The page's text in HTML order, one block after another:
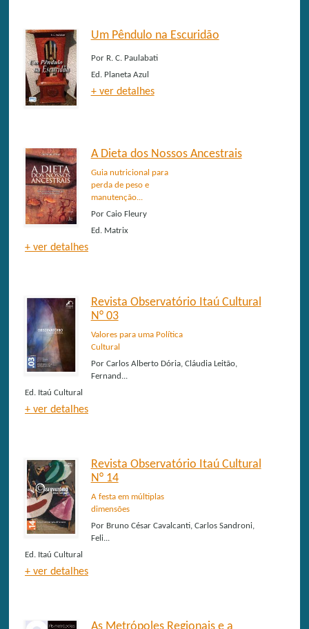
Um Pêndulo na Escuridão
PorR. C. Paulabati
Ed.Planeta Azul
+ ver detalhes
A Dieta dos Nossos Ancestrais
Guia nutricional para
perda de peso e
manutenção...
PorCaio Fleury
Ed.Matrix
+ ver detalhes
Revista Observatório Itaú Cultural
N° 03
Valores para uma Política
Cultural
PorCarlos Alberto Dória, Cláudia Leitão,
Fernand...
Ed. Itaú Cultural
+ ver detalhes
Revista Observatório Itaú Cultural
N° 14
A festa em múltiplas
dimensões
PorBruno César Cavalcanti, Carlos Sandroni,
Feli...
Ed. Itaú Cultural
+ ver detalhes